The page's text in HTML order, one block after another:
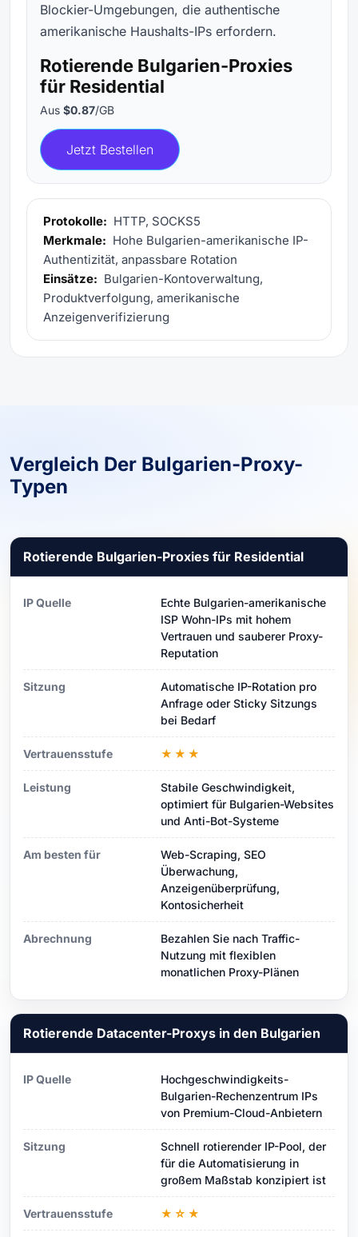
Blockier-Umgebungen, die authentische
amerikanische Haushalts-IPs erfordern.
Rotierende Bulgarien-Proxies
für Residential
Aus $0.87/GB
Jetzt Bestellen
Protokolle: HTTP, SOCKS5
Merkmale: Hohe Bulgarien-amerikanische IP-
Authentizität, anpassbare Rotation
Einsätze: Bulgarien-Kontoverwaltung,
Produktverfolgung, amerikanische
Anzeigenverifizierung
Vergleich Der Bulgarien-Proxy-
Typen
Rotierende Bulgarien-Proxies für Residential
IP Quelle
Echte Bulgarien-amerikanische
ISP Wohn-IPs mit hohem
Vertrauen und sauberer Proxy-
Reputation
Sitzung
Automatische IP-Rotation pro
Anfrage oder Sticky Sitzungs
bei Bedarf
Vertrauensstufe ★★★
Leistung
Stabile Geschwindigkeit,
optimiert für Bulgarien-Websites
und Anti-Bot-Systeme
Am besten für
Web-Scraping, SEO
Überwachung,
Anzeigenüberprüfung,
Kontosicherheit
Abrechnung
Bezahlen Sie nach Traffic-
Nutzung mit flexiblen
monatlichen Proxy-Plänen
Rotierende Datacenter-Proxys in den Bulgarien
IP Quelle
Hochgeschwindigkeits-
Bulgarien-Rechenzentrum IPs
von Premium-Cloud-Anbietern
Sitzung
Schnell rotierender IP-Pool, der
für die Automatisierung in
großem Maßstab konzipiert ist
Vertrauensstufe ★☆★